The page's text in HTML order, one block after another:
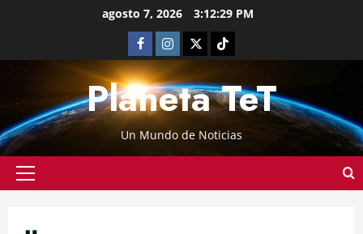
agosto 7, 2026 3:12:29 PM
Planeta TeT
Un Mundo de Noticias